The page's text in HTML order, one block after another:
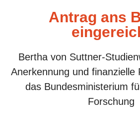
Antrag ans
Bertha von Suttner-
Anerkennung und finanzielle
das Bundesministerium
Forschung